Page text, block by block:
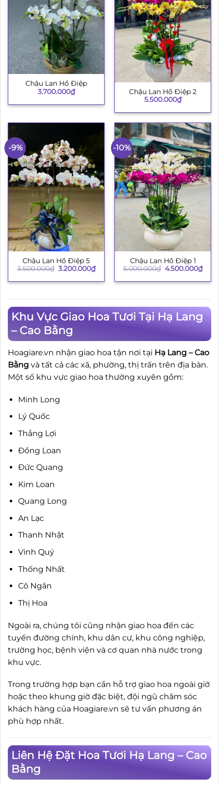
Chậu Lan Hồ Điệp
3.700.000₫
Chậu Lan Hồ Điệp 2
5.500.000₫
-9%
Chậu Lan Hồ Điệp 5
3.500.000₫ Giá
là:
3.200.000₫Giá
hiện
tại
-10%
Chậu Lan Hồ Điệp 1
5.000.000₫ Giá
là:
4.500.000₫Giá
hiện
tại
Khu Vực Giao Hoa Tươi Tại Hạ Lang
– Cao Bằng
Hoagiare.vn nhận giao hoa tận nơi tại Hạ Lang – Cao
Bằng và tất cả các xã, phường, thị trấn trên địa bàn.
Một số khu vực giao hoa thường xuyên gồm:
Minh Long
Lý Quốc
Thắng Lợi
Đồng Loan
Đức Quang
Kim Loan
Quang Long
An Lạc
Thanh Nhật
Vinh Quý
Thống Nhất
Cô Ngân
Thị Hoa
Ngoài ra, chúng tôi cũng nhận giao hoa đến các
tuyến đường chính, khu dân cư, khu công nghiệp,
trường học, bệnh viện và cơ quan nhà nước trong
khu vực.
Trong trường hợp bạn cần hỗ trợ giao hoa ngoài giờ
hoặc theo khung giờ đặc biệt, đội ngũ chăm sóc
khách hàng của Hoagiare.vn sẽ tư vấn phương án
phù hợp nhất.
Liên Hệ Đặt Hoa Tươi Hạ Lang – Cao
Bằng